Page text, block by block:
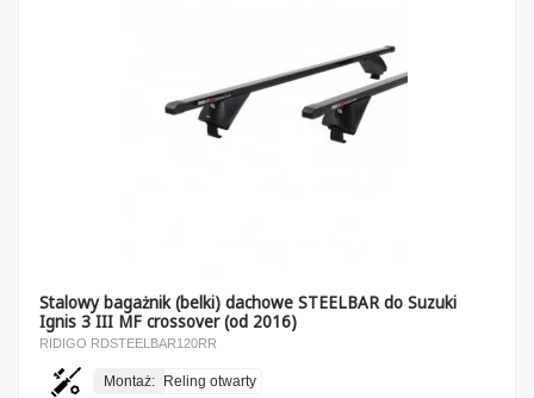
Stalowy bagażnik (belki) dachowe STEELBAR do Suzuki
Ignis 3 III MF crossover (od 2016)
RIDIGO RDSTEELBAR120RR
Montaż: Reling otwarty